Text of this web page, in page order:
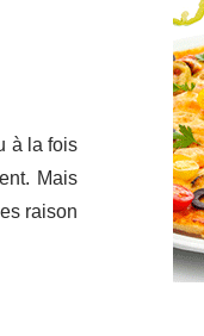
à la fois
Mais
raison